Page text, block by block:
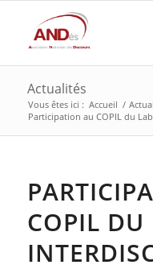
Actualités
Vous êtes ici : Accueil /
Participation au COPIL du
COPIL DU